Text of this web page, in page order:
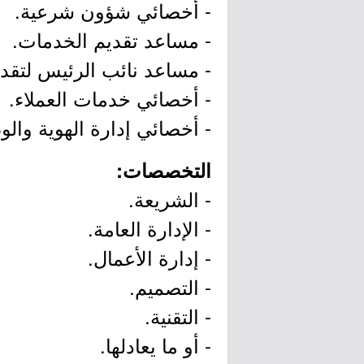
- أخصائي شؤون شرعية.
- مساعد تقديم الخدمات.
- مساعد نائب الرئيس
- أخصائي خدمات العملاء.
- أخصائي إدارة الهوية
التخصصات:
- الشريعة.
- الإدارة العامة.
- إدارة الأعمال.
- التصميم.
- التقنية.
- أو ما يعادلها.